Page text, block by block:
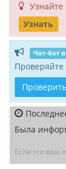
Узнайте
Узнать
Чат-бот
Была
Если это ваш